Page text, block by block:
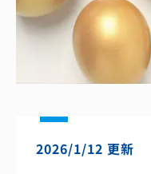
2026/1/12 更新